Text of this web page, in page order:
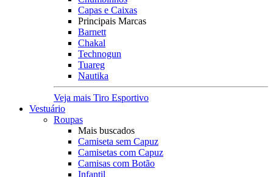
Capas e Caixas
Principais Marcas
Barnett
Chakal
Technogun
Tuareg
Nautika
Veja mais Tiro Esportivo
Vestuário
Roupas
Mais buscados
Camiseta sem Capuz
Camisetas com Capuz
Camisas com Botão
Infantil